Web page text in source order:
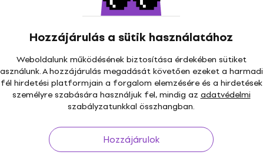
Hozzájárulás a sütik használatához
Weboldalunk működésének biztosítása érdekében sütiket
A hozzájárulás megadását követően ezeket a
fél hirdetési platformjain a forgalom elemzésére és a hirdetések
személyre szabására használjuk fel, mindig az adatvédelmi
szabályzatunkkal összhangban.
Hozzájárulok